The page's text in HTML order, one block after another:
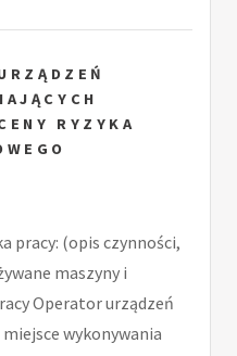
RYZYKA
pracy: (opis czynności,
maszyny i
Operator urządzeń
wykonywania